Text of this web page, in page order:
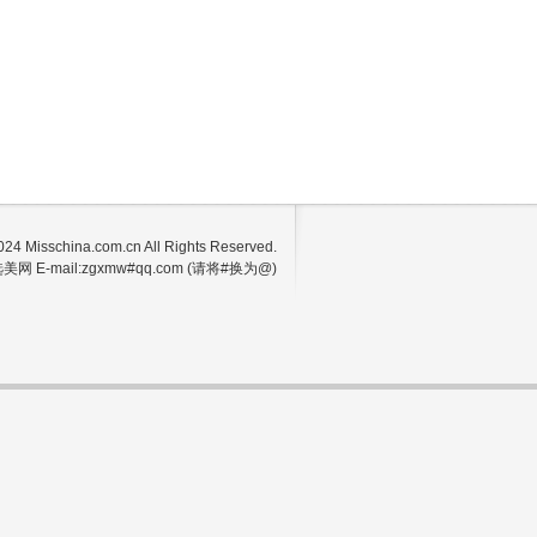
Misschina.com.cn All Rights Reserved.
美网 E-mail:zgxmw#qq.com (请将#换为@)